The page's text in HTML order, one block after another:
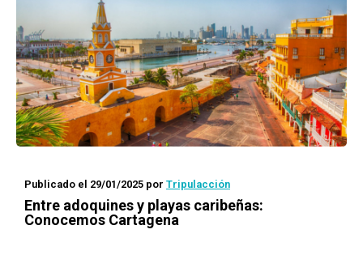
Publicado el 29/01/2025 por Tripulacción
Entre adoquines y playas caribeñas:
Conocemos Cartagena